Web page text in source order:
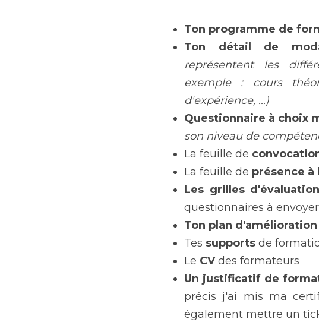
Ton programme de
Ton détail de
représentent les
exemple : cours
d'expérience, ...)
Questionnaire à choix
son niveau de
La feuille de
La feuille de présence
Les grilles d'évaluation
questionnaires à
Ton plan
Tes supports de
Le CV des formateurs
Un justificatif de
précis j'ai mis ma
également mettre un